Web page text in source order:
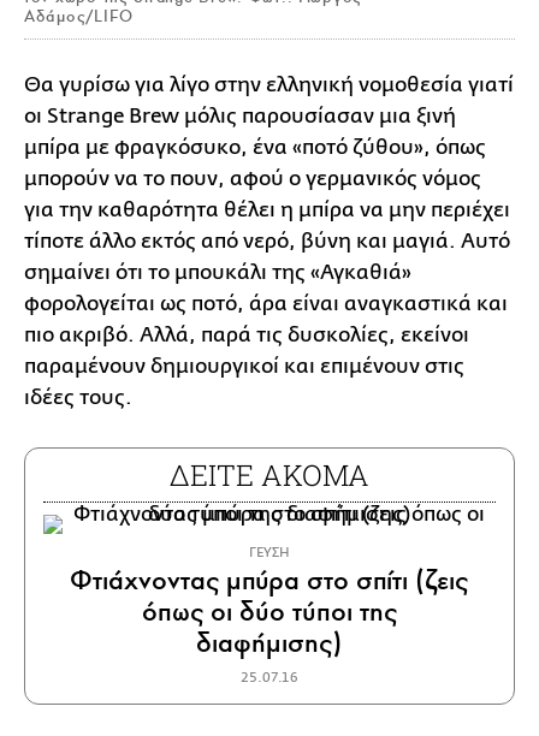
Αδάμος/LIFO
Θα γυρίσω για λίγο στην ελληνική νομοθεσία γιατί
οι Strange Brew μόλις παρουσίασαν μια ξινή
μπίρα με φραγκόσυκο, ένα «ποτό ζύθου», όπως
μπορούν να το πουν, αφού ο γερμανικός νόμος
για την καθαρότητα θέλει η μπίρα να μην περιέχει
τίποτε άλλο εκτός από νερό, βύνη και μαγιά. Αυτό
σημαίνει ότι το μπουκάλι της «Αγκαθιά»
φορολογείται ως ποτό, άρα είναι αναγκαστικά και
πιο ακριβό. Αλλά, παρά τις δυσκολίες, εκείνοι
παραμένουν δημιουργικοί και επιμένουν στις
ιδέες τους.
ΔΕΙΤΕ ΑΚΟΜΑ
ΓΕΥΣΗ
Φτιάχνοντας μπύρα στο σπίτι (ζεις
όπως οι δύο τύποι της
διαφήμισης)
25.07.16